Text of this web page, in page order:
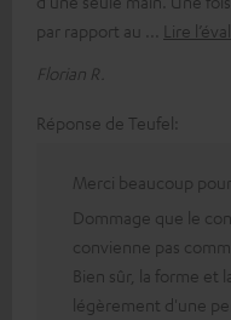
par rapport au
Lire
Florian R.
Réponse de Teufel:
Merci beaucoup pour
Dommage que le
convienne pas
Bien sûr, la forme et
légèrement d'une